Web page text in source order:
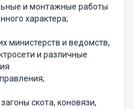
и монтажные работы
характера;
министерств и ведомств,
и различные
скота, коновязи,